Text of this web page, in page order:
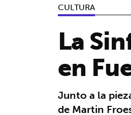
CULTURA
La
en
Junto a la
de Martin